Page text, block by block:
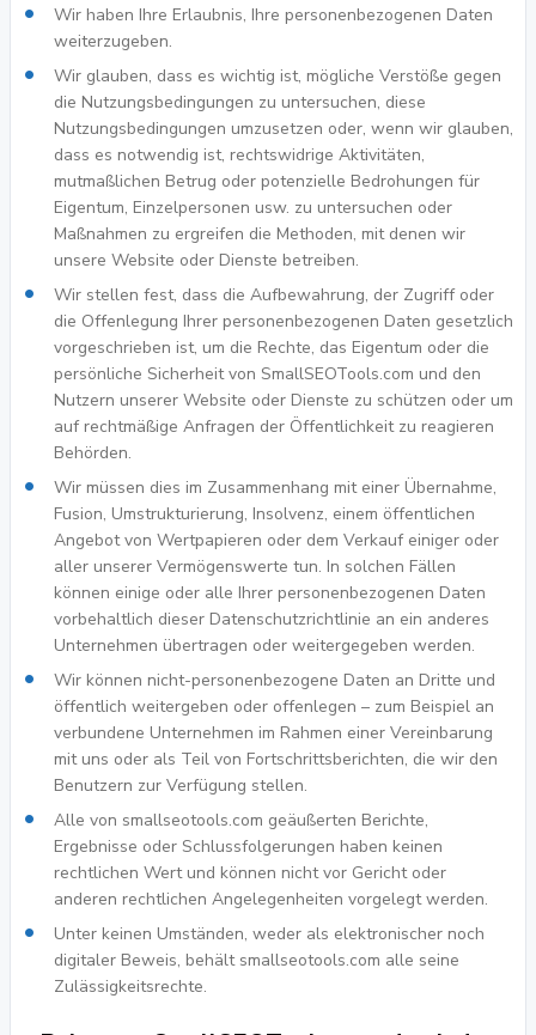
Wir haben Ihre Erlaubnis, Ihre personenbezogenen Daten
weiterzugeben.
Wir glauben, dass es wichtig ist, mögliche Verstöße gegen
die Nutzungsbedingungen zu untersuchen, diese
Nutzungsbedingungen umzusetzen oder, wenn wir glauben,
dass es notwendig ist, rechtswidrige Aktivitäten,
mutmaßlichen Betrug oder potenzielle Bedrohungen für
Eigentum, Einzelpersonen usw. zu untersuchen oder
Maßnahmen zu ergreifen die Methoden, mit denen wir
unsere Website oder Dienste betreiben.
Wir stellen fest, dass die Aufbewahrung, der Zugriff oder
die Offenlegung Ihrer personenbezogenen Daten gesetzlich
vorgeschrieben ist, um die Rechte, das Eigentum oder die
persönliche Sicherheit von SmallSEOTools.com und den
Nutzern unserer Website oder Dienste zu schützen oder um
auf rechtmäßige Anfragen der Öffentlichkeit zu reagieren
Behörden.
Wir müssen dies im Zusammenhang mit einer Übernahme,
Fusion, Umstrukturierung, Insolvenz, einem öffentlichen
Angebot von Wertpapieren oder dem Verkauf einiger oder
aller unserer Vermögenswerte tun. In solchen Fällen
können einige oder alle Ihrer personenbezogenen Daten
vorbehaltlich dieser Datenschutzrichtlinie an ein anderes
Unternehmen übertragen oder weitergegeben werden.
Wir können nicht-personenbezogene Daten an Dritte und
öffentlich weitergeben oder offenlegen – zum Beispiel an
verbundene Unternehmen im Rahmen einer Vereinbarung
mit uns oder als Teil von Fortschrittsberichten, die wir den
Benutzern zur Verfügung stellen.
Alle von smallseotools.com geäußerten Berichte,
Ergebnisse oder Schlussfolgerungen haben keinen
rechtlichen Wert und können nicht vor Gericht oder
anderen rechtlichen Angelegenheiten vorgelegt werden.
Unter keinen Umständen, weder als elektronischer noch
digitaler Beweis, behält smallseotools.com alle seine
Zulässigkeitsrechte.